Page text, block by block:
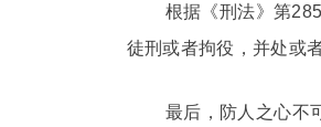
根据《刑法》第
徒刑或者拘役，并处或
最后，防人之心不